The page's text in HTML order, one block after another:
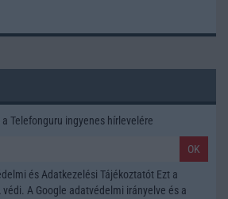
Telefonguru ingyenes hírlevelére
OK
és Adatkezelési Tájékoztatót Ezt a
A Google adatvédelmi irányelve és a